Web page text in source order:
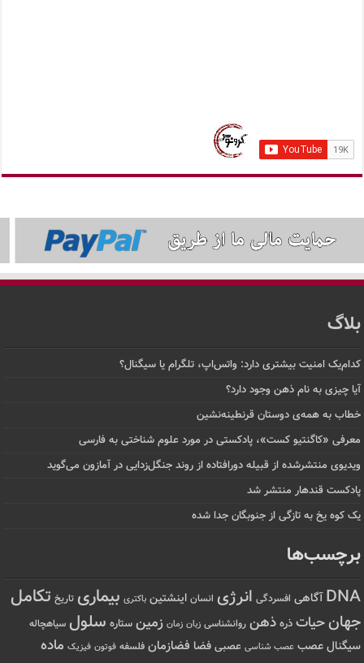
بلاگ
کدام‌یک امنیت بیشتری دارد: واتس‌اپ، تلگرام یا سیگنال؟
آیا چیزی به نام ذهن وجود دارد؟
خطاب به همه‌ی دوستان قرنطینه‌نشین
معرفی «کاگنتیو کست»، پادکستی در مورد علوم شناختی به فارسی
ویدیوی منتشرشده از قبیله دورافتاده‌ از روند جنگل‌زدایی در آمازون می‌گوید
پادکست قندهار منتشر شد
یک کوه یخ به تازگی از جنوبگان جدا شده
برچسب‌ها
DNA آگاهی افسردگی انرژی انسان اینشتین باکتری بیماری تاریخ تکامل
جهانحیات ذره ذهن روانشناسی زبان زمان زمین ستاره سلول سیاهچاله
سیگنال عصب عصب شناسی عصبی فضا فضازمان فلسفه فوتون فیزیک ماده